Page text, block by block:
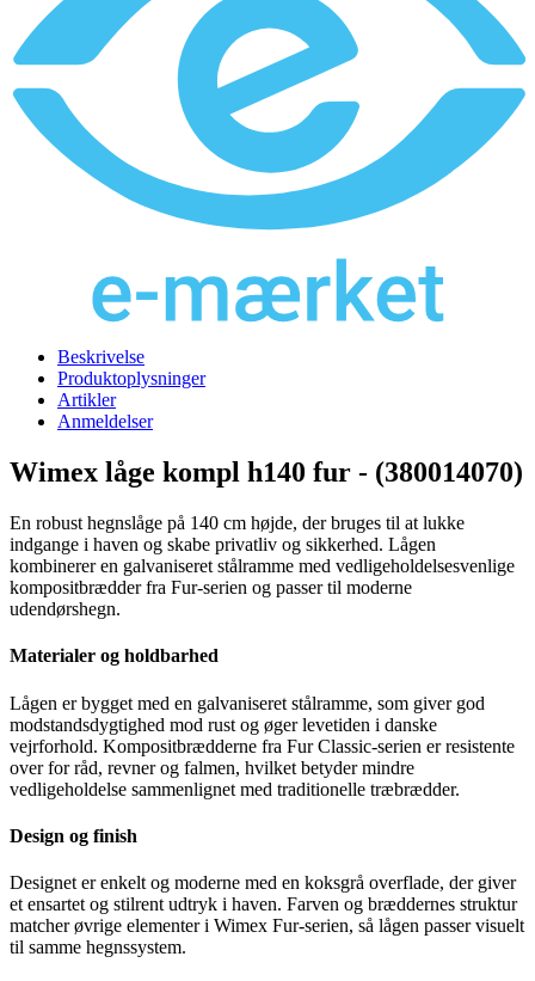
Beskrivelse
Produktoplysninger
Artikler
Anmeldelser
Wimex låge kompl h140 fur - (380014070)
En robust hegnslåge på 140 cm højde, der bruges til at lukke
indgange i haven og skabe privatliv og sikkerhed. Lågen
kombinerer en galvaniseret stålramme med vedligeholdelsesvenlige
kompositbrædder fra Fur-serien og passer til moderne
udendørshegn.
Materialer og holdbarhed
Lågen er bygget med en galvaniseret stålramme, som giver god
modstandsdygtighed mod rust og øger levetiden i danske
vejrforhold. Kompositbrædderne fra Fur Classic-serien er resistente
over for råd, revner og falmen, hvilket betyder mindre
vedligeholdelse sammenlignet med traditionelle træbrædder.
Design og finish
Designet er enkelt og moderne med en koksgrå overflade, der giver
et ensartet og stilrent udtryk i haven. Farven og bræddernes struktur
matcher øvrige elementer i Wimex Fur-serien, så lågen passer visuelt
til samme hegnssystem.